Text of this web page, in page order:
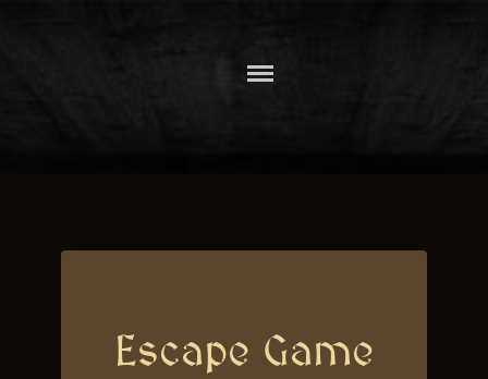
CHATEAU
COMTAL DE
Escape Game